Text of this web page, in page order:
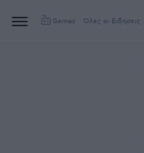
Games Όλες οι Ειδήσεις